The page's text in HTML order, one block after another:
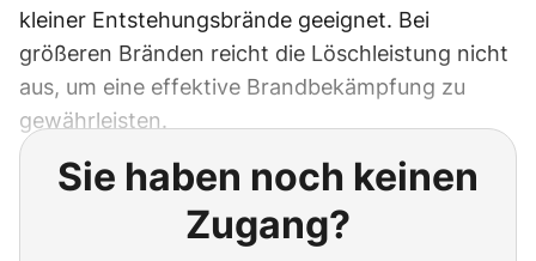
kleiner Entstehungsbrände geeignet. Bei
größeren Bränden reicht die Löschleistung nicht
aus, um eine effektive Brandbekämpfung zu
gewährleisten.
Sie haben noch keinen
Zugang?